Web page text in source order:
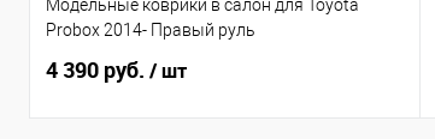
Модельные коврики в салон для Toyota
Probox 2014- Правый руль
4 390 руб. / шт